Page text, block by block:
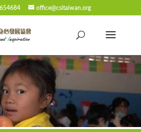
office@csitaiwan.org